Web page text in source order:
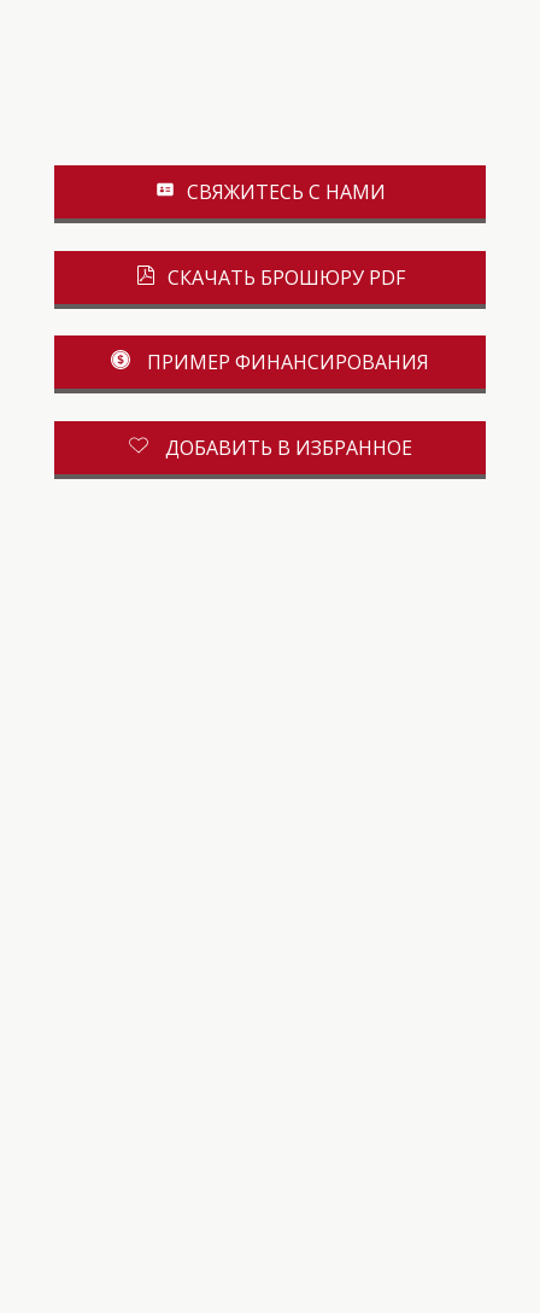
СВЯЖИТЕСЬ С НАМИ
СКАЧАТЬ БРОШЮРУ PDF
ПРИМЕР ФИНАНСИРОВАНИЯ
ДОБАВИТЬ В ИЗБРАННОЕ